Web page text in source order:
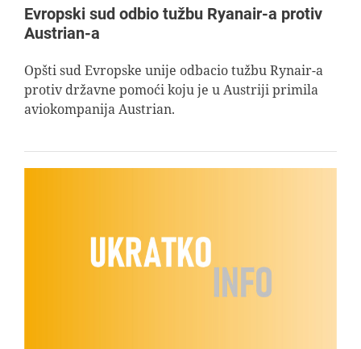
Evropski sud odbio tužbu Ryanair-a protiv
Austrian-a
Opšti sud Evropske unije odbacio tužbu Rynair-a
protiv državne pomoći koju je u Austriji primila
aviokompanija Austrian.